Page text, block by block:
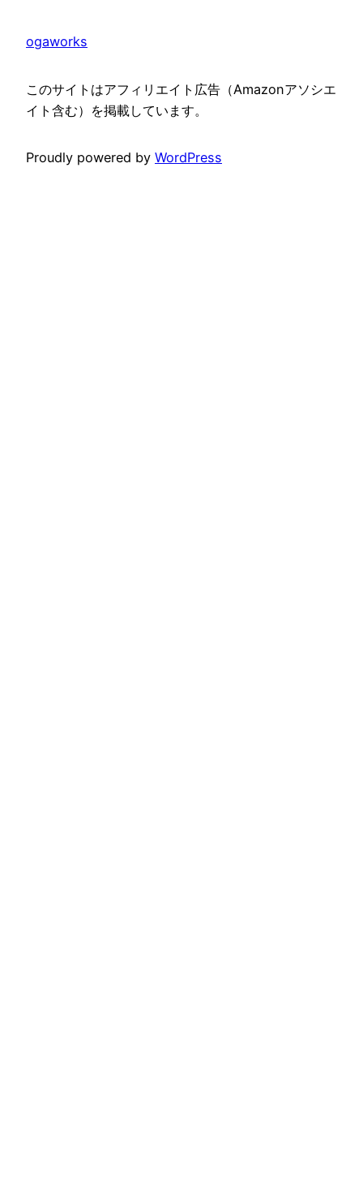
ogaworks
このサイトはアフィリエイト広告（Amazonアソシエ
イト含む）を掲載しています。
Proudly powered by WordPress